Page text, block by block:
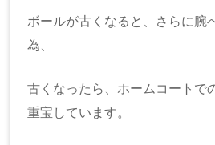
ボールが古くなると、さらに腕
為、
古くなったら、ホームコートで
重宝しています。